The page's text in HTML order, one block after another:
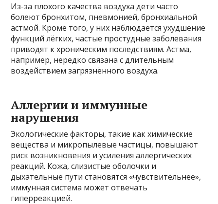
Из-за плохого качества воздуха дети часто
болеют бронхитом, пневмонией, бронхиальной
астмой. Кроме того, у них наблюдается ухудшение
функций лёгких, частые простудные заболевания
приводят к хроническим последствиям. Астма,
например, нередко связана с длительным
воздействием загрязнённого воздуха.
Аллергии и иммунные
нарушения
Экологические факторы, такие как химические
вещества и микропылевые частицы, повышают
риск возникновения и усиления аллергических
реакций. Кожа, слизистые оболочки и
дыхательные пути становятся «чувствительнее»,
иммунная система может отвечать
гиперреакцией.